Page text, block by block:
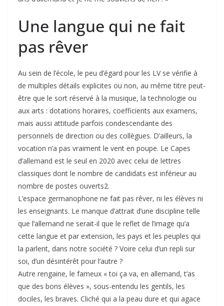
Une langue qui ne fait
pas rêver
Au sein de l’école, le peu d’égard pour les LV se vérifie à
de multiples détails explicites ou non, au même titre peut-
être que le sort réservé à la musique, la technologie ou
aux arts : dotations horaires, coefficients aux examens,
mais aussi attitude parfois condescendante des
personnels de direction ou des collègues. D’ailleurs, la
vocation n’a pas vraiment le vent en poupe. Le Capes
d’allemand est le seul en 2020 avec celui de lettres
classiques dont le nombre de candidats est inférieur au
nombre de postes ouverts2.
L’espace germanophone ne fait pas rêver, ni les élèves ni
les enseignants. Le manque d’attrait d’une discipline telle
que l’allemand ne serait-il que le reflet de l’image qu’a
cette langue et par extension, les pays et les peuples qui
la parlent, dans notre société ? Voire celui d’un repli sur
soi, d’un désintérêt pour l’autre ?
Autre rengaine, le fameux « toi ça va, en allemand, t’as
que des bons élèves », sous-entendu les gentils, les
dociles, les braves. Cliché qui a la peau dure et qui agace